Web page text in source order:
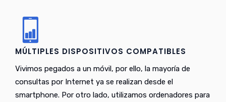
MÚLTIPLES DISPOSITIVOS COMPATIBLES
Vivimos pegados a un móvil, por ello, la mayoría de
consultas por Internet ya se realizan desde el
smartphone. Por otro lado, utilizamos ordenadores para